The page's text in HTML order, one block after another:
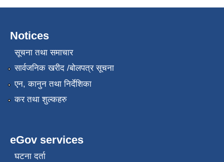
Notices
सूचना तथा समाचार
सार्वजनिक खरीद /बोलपत्र सूचना
एन, कानुन तथा निर्देशिका
कर तथा शुल्कहरु
eGov services
घटना दर्ता